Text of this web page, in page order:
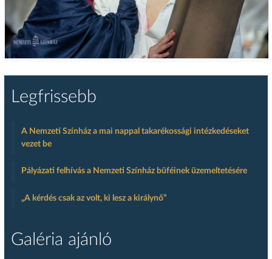
Legfrissebb
A Nemzeti Színház a mai nappal takarékossági intézkedéseket
vezet be
Pályázati felhívás a Nemzeti Színház büféinek üzemeltetésére
„A kérdés csak az volt, ki lesz a királynő”
Galéria ajánló